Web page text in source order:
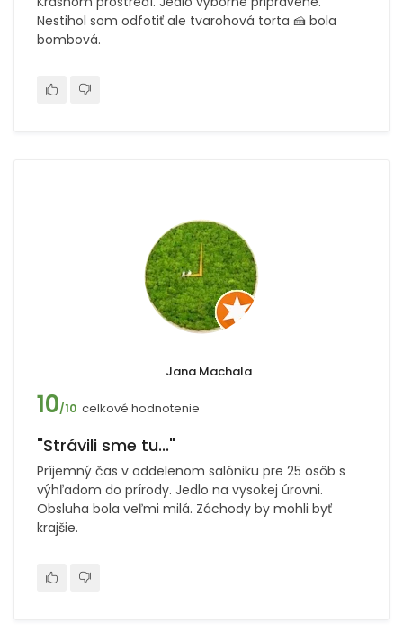
Nestihol som odfotiť ale tvarohová torta 🍰 bola
bombová.
Jana Machala
10/10 celkové hodnotenie
"Strávili sme tu..."
Príjemný čas v oddelenom salóniku pre 25 osôb s
výhľadom do prírody. Jedlo na vysokej úrovni.
Obsluha bola veľmi milá. Záchody by mohli byť
krajšie.